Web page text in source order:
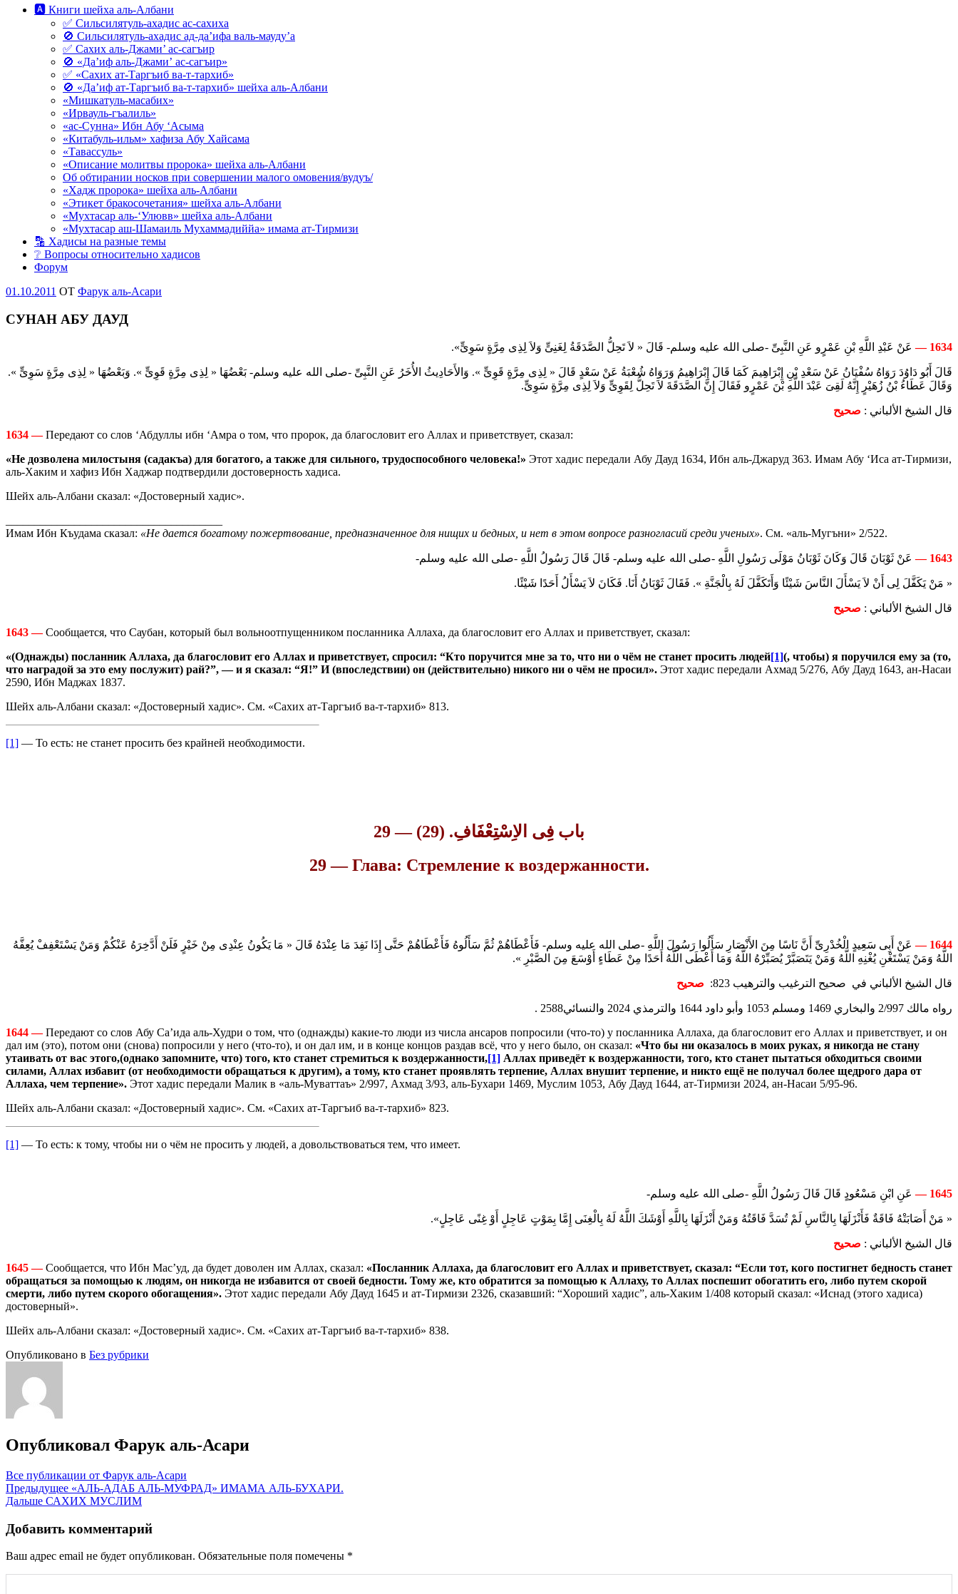
🅰 Книги шейха аль-Албани
✅ Сильсилятуль-ахадис ас-сахиха
🚫 Сильсилятуль-ахадис ад-да’ифа валь-мауду’а
✅ Сахих аль-Джами’ ас-сагъир
🚫 «Да’иф аль-Джами’ ас-сагъир»
✅ «Сахих ат-Таргъиб ва-т-тархиб»
🚫 «Да’иф ат-Таргъиб ва-т-тархиб» шейха аль-Албани
«Мишкатуль-масабих»
«Ирвауль-гъалиль»
«ас-Сунна» Ибн Абу ‘Асыма
«Китабуль-ильм» хафиза Абу Хайсама
«Тавассуль»
«Описание молитвы пророка» шейха аль-Албани
Об обтирании носков при совершении малого омовения/вудуъ/
«Хадж пророка» шейха аль-Албани
«Этикет бракосочетания» шейха аль-Албани
«Мухтасар аль-‘Улювв» шейха аль-Албани
«Мухтасар аш-Шамаиль Мухаммадиййа» имама ат-Тирмизи
🔡 Хадисы на разные темы
❔ Вопросы относительно хадисов
Форум
Опубликовано
01.10.2011 OT Фарук аль-Асари
СУНАН АБУ ДАУД
1634 — عَنْ عَبْدِ اللَّهِ بْنِ عَمْرٍو عَنِ النَّبِىِّ -صلى الله عليه وسلم- قَالَ « لاَ تَحِلُّ الصَّدَقَةُ لِغَنِىٍّ وَلاَ لِذِى مِرَّةٍ سَوِىٍّ».
قَالَ أَبُو دَاوُدَ رَوَاهُ سُفْيَانُ عَنْ سَعْدِ بْنِ إِبْرَاهِيمَ كَمَا قَالَ إِبْرَاهِيمُ وَرَوَاهُ شُعْبَةُ عَنْ سَعْدٍ قَالَ « لِذِى مِرَّةٍ قَوِىٍّ ». وَالأَحَادِيثُ الأُخَرُ عَنِ النَّبِىِّ -صلى الله عليه وسلم- بَعْضُهَا « لِذِى مِرَّةٍ قَوِىٍّ ». وَبَعْضُهَا « لِذِى مِرَّةٍ سَوِىٍّ ».
وَقَالَ عَطَاءُ بْنُ زُهَيْرٍ إِنَّهُ لَقِىَ عَبْدَ اللَّهِ بْنَ عَمْرٍو فَقَالَ إِنَّ الصَّدَقَةَ لاَ تَحِلُّ لِقَوِىٍّ وَلاَ لِذِى مِرَّةٍ سَوِىٍّ.
قال الشيخ الألباني : صحيح
1634 —Передают со слов ‘Абдуллы ибн ‘Амра о том, что пророк, да благословит его Аллах и приветствует, сказал:
«Не дозволена милостыня (садакъа) для богатого, а также для сильного, трудоспособного человека!» Этот хадис передали Абу Дауд 1634, Ибн аль-Джаруд 363. Имам Абу ‘Иса ат-Тирмизи,
аль-Хаким и хафиз Ибн Хаджар подтвердили достоверность хадиса.
Шейх аль-Албани сказал: «Достоверный хадис».
Имам Ибн Къудама сказал: «Не дается богатому пожертвование, предназначенное для нищих и бедных, и нет в этом вопросе разногласий среди ученых». См. «аль-Мугъни» 2/522.
1643 — عَنْ ثَوْبَانَ قَالَ وَكَانَ ثَوْبَانُ مَوْلَى رَسُولِ اللَّهِ -صلى الله عليه وسلم- قَالَ قَالَ رَسُولُ اللَّهِ -صلى الله عليه وسلم-
« مَنْ يَكَفَّلَ لِى أَنْ لاَ يَسْأَلَ النَّاسَ شَيْئًا وَأَتَكَفَّلَ لَهُ بِالْجَنَّةِ ». فَقَالَ ثَوْبَانُ أَنَا. فَكَانَ لاَ يَسْأَلُ أَحَدًا شَيْئًا.
قال الشيخ الألباني : صحيح
1643 —Сообщается, что Саубан, который был вольноотпущенником посланника Аллаха, да благословит его Аллах и приветствует, сказал:
«(Однажды) посланник Аллаха, да благословит его Аллах и приветствует, спросил: “Кто поручится мне за то, что ни о чём не станет просить людей[1](, чтобы) я поручился ему за (то,
что наградой за это ему послужит) рай?”, — и я сказал: “Я!” И (впоследствии) он (действительно) никого ни о чём не просил». Этот хадис передали Ахмад 5/276, Абу Дауд 1643, ан-Насаи
2590, Ибн Маджах 1837.
Шейх аль-Албани сказал: «Достоверный хадис». См. «Сахих ат-Таргъиб ва-т-тархиб» 813.
[1] — То есть: не станет просить без крайней необходимости.
29 — باب فِى الاِسْتِعْفَافِ. (29)
29 — Глава: Стремление к воздержанности.
1644 —
عَنْ أَبِى سَعِيدٍ الْخُدْرِىِّ أَنَّ نَاسًا مِنَ الأَنْصَارِ سَأَلُوا رَسُولَ اللَّهِ -صلى الله عليه وسلم- فَأَعْطَاهُمْ ثُمَّ سَأَلُوهُ فَأَعْطَاهُمْ حَتَّى إِذَا نَفِدَ مَا عِنْدَهُ قَالَ « مَا يَكُونُ عِنْدِى مِنْ خَيْرٍ فَلَنْ أَدَّخِرَهُ عَنْكُمْ وَمَنْ يَسْتَعْفِفْ يُعِفَّهُ
اللَّهُ وَمَنْ يَسْتَغْنِ يُغْنِهِ اللَّهُ وَمَنْ يَتَصَبَّرْ يُصَبِّرْهُ اللَّهُ وَمَا أَعْطَى اللَّهُ أَحَدًا مِنْ عَطَاءٍ أَوْسَعَ مِنَ الصَّبْرِ ».
قال الشيخ الألباني في صحيح الترغيب والترهيب 823: صحيح
رواه مالك 2/997 والبخاري 1469 ومسلم 1053 وأبو داود 1644 والترمذي 2024 والنسائي2588 .
1644 — Передают со слов Абу Са’ида аль-Худри о том, что (однажды) какие-то люди из числа ансаров попросили (что-то) у посланника Аллаха, да благословит его Аллах и приветствует, и он
дал им (это), потом они (снова) попросили у него (что-то), и он дал им, и в конце концов раздав всё, что у него было, он сказал: «Что бы ни оказалось в моих руках, я никогда не стану
утаивать от вас этого,(однако запомните, что) того, кто станет стремиться к воздержанности,[1] Аллах приведёт к воздержанности, того, кто станет пытаться обходиться своими
силами, Аллах избавит (от необходимости обращаться к другим), а тому, кто станет проявлять терпение, Аллах внушит терпение, и никто ещё не получал более щедрого дара от
Аллаха, чем терпение». Этот хадис передали Малик в «аль-Муваттаъ» 2/997, Ахмад 3/93, аль-Бухари 1469, Муслим 1053, Абу Дауд 1644, ат-Тирмизи 2024, ан-Насаи 5/95-96.
Шейх аль-Албани сказал: «Достоверный хадис». См. «Сахих ат-Таргъиб ва-т-тархиб» 823.
[1] — То есть: к тому, чтобы ни о чём не просить у людей, а довольствоваться тем, что имеет.
1645 — عَنِ ابْنِ مَسْعُودٍ قَالَ قَالَ رَسُولُ اللَّهِ -صلى الله عليه وسلم-
« مَنْ أَصَابَتْهُ فَاقَةٌ فَأَنْزَلَهَا بِالنَّاسِ لَمْ تُسَدَّ فَاقَتُهُ وَمَنْ أَنْزَلَهَا بِاللَّهِ أَوْشَكَ اللَّهُ لَهُ بِالْغِنَى إِمَّا بِمَوْتٍ عَاجِلٍ أَوْ غِنًى عَاجِلٍ».
قال الشيخ الألباني : صحيح
1645 — Сообщается, что Ибн Мас’уд, да будет доволен им Аллах, сказал: «Посланник Аллаха, да благословит его Аллах и приветствует, сказал: “Если тот, кого постигнет бедность станет
обращаться за помощью к людям, он никогда не избавится от своей бедности. Тому же, кто обратится за помощью к Аллаху, то Аллах поспешит обогатить его, либо путем скорой
смерти, либо путем скорого обогащения». Этот хадис передали Абу Дауд 1645 и ат-Тирмизи 2326, сказавший: “Хороший хадис”, аль-Хаким 1/408 который сказал: «Иснад (этого хадиса)
достоверный».
Шейх аль-Албани сказал: «Достоверный хадис». См. «Сахих ат-Таргъиб ва-т-тархиб» 838.
Опубликовано в Без рубрики
Опубликовал Фарук аль-Асари
Все публикации от Фарук аль-Асари
Навигация
по
записям
Предыдущее «АЛЬ-АДАБ АЛЬ-МУФРАД» ИМАМА АЛЬ-БУХАРИ.
Дальше САХИХ МУСЛИМ
Добавить комментарий
Ваш адрес email не будет опубликован. Обязательные поля помечены *